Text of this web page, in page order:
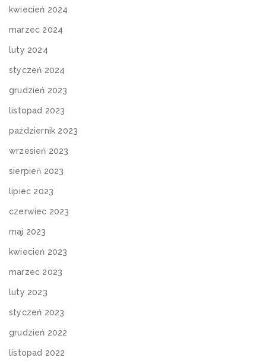
kwiecień 2024
marzec 2024
luty 2024
styczeń 2024
grudzień 2023
listopad 2023
październik 2023
wrzesień 2023
sierpień 2023
lipiec 2023
czerwiec 2023
maj 2023
kwiecień 2023
marzec 2023
luty 2023
styczeń 2023
grudzień 2022
listopad 2022